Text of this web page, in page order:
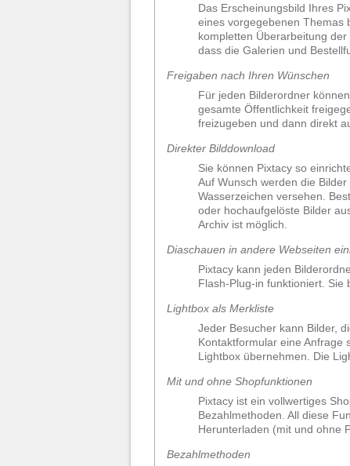
Das Erscheinungsbild Ihres
eines vorgegebenen Themas
kompletten Überarbeitung
dass die Galerien und
Freigaben nach Ihren Wünschen
Für jeden Bilderordner
gesamte Öffentlichkeit
freizugeben und dann direkt
Direkter Bilddownload
Sie können Pixtacy so
Auf Wunsch werden die
Wasserzeichen versehen.
oder hochaufgelöste Bilder
Archiv ist möglich.
Diaschauen in andere Webseiten
Pixtacy kann jeden
Flash-Plug-in funktioniert.
Lightbox als Merkliste
Jeder Besucher kann Bilder,
Kontaktformular eine
Lightbox übernehmen. Die
Mit und ohne Shopfunktionen
Pixtacy ist ein vollwertiges
Bezahlmethoden. All diese
Herunterladen (mit und ohne
Bezahlmethoden